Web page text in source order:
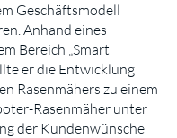
Geschäftsmodell
Anhand eines
Bereich „Smart
er die Entwicklung
Rasenmähers zu einem
Rasenmäher unter
der Kundenwünsche